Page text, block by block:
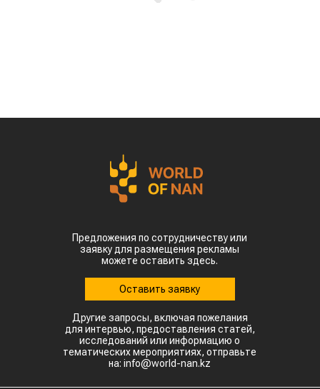
Предложения по сотрудничеству или
заявку для размещения рекламы
можете оставить здесь.
Оставить заявку
Другие запросы, включая пожелания
для интервью, предоставления статей,
исследований или информацию о
тематических мероприятиях, отправьте
на: info@world-nan.kz